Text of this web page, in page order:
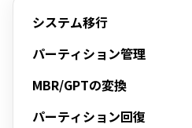
システム移行
パーティション管理
MBR/GPTの変換
パーティション回復